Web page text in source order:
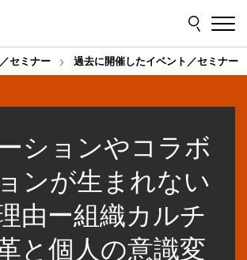
セミナー 過去に開催したイベント／セミナー
ションやコラボ
ンが生まれない
由ー組織カルチ
と個人の意識変